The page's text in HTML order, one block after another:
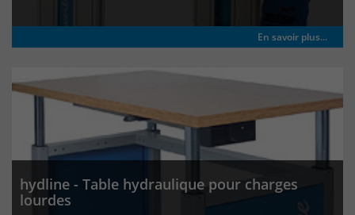
En savoir plus...
hydline - Table hydraulique pour charges
lourdes